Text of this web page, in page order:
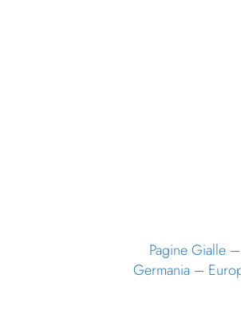
Pagine Gialle –
Germania –